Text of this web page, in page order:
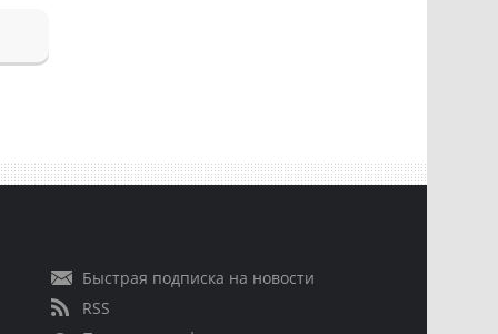
Быстрая подписка на новости
RSS